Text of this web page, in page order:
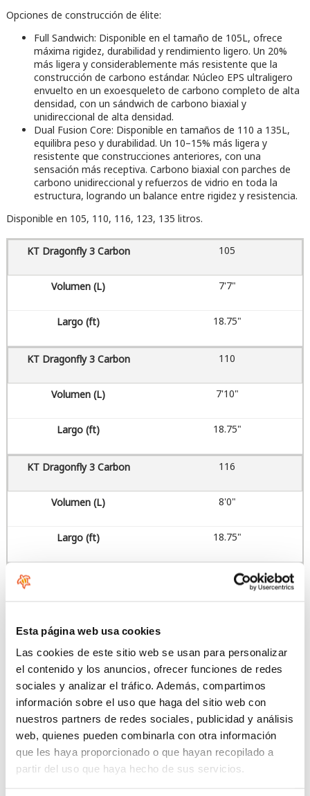
Esta página web usa cookies
Las cookies de este sitio web se usan para personalizar
el contenido y los anuncios, ofrecer funciones de redes
sociales y analizar el tráfico. Además, compartimos
información sobre el uso que haga del sitio web con
nuestros partners de redes sociales, publicidad y análisis
web, quienes pueden combinarla con otra información
que les haya proporcionado o que hayan recopilado a
partir del uso que haya hecho de sus servicios.
Opciones de construcción de élite:
Full Sandwich: Disponible en el tamaño de 105L, ofrece
máxima rigidez, durabilidad y rendimiento ligero. Un 20%
más ligera y considerablemente más resistente que la
construcción de carbono estándar. Núcleo EPS ultraligero
envuelto en un exoesqueleto de carbono completo de alta
densidad, con un sándwich de carbono biaxial y
unidireccional de alta densidad.
Dual Fusion Core: Disponible en tamaños de 110 a 135L,
equilibra peso y durabilidad. Un 10–15% más ligera y
resistente que construcciones anteriores, con una
sensación más receptiva. Carbono biaxial con parches de
carbono unidireccional y refuerzos de vidrio en toda la
estructura, logrando un balance entre rigidez y resistencia.
Disponible en 105, 110, 116, 123, 135 litros.
105
7'7"
18.75"
110
7'10"
18.75"
116
8'0"
18.75"
123
135
8'8"
18.75"